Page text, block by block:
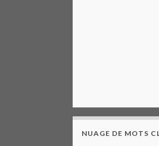
NUAGE DE MOTS